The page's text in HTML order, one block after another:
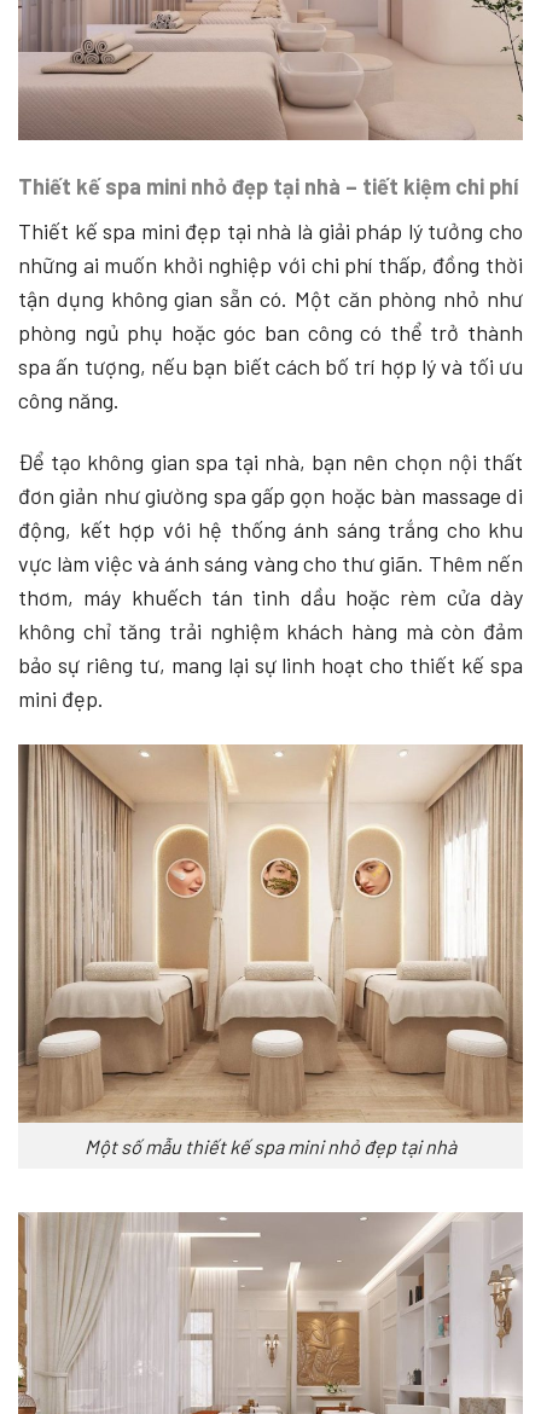
Thiết kế spa mini nhỏ đẹp tại nhà – tiết kiệm chi phí
Thiết kế spa mini đẹp tại nhà là giải pháp lý tưởng cho
những ai muốn khởi nghiệp với chi phí thấp, đồng thời
tận dụng không gian sẵn có. Một căn phòng nhỏ như
phòng ngủ phụ hoặc góc ban công có thể trở thành
spa ấn tượng, nếu bạn biết cách bố trí hợp lý và tối ưu
công năng.
Để tạo không gian spa tại nhà, bạn nên chọn nội thất
đơn giản như giường spa gấp gọn hoặc bàn massage di
động, kết hợp với hệ thống ánh sáng trắng cho khu
vực làm việc và ánh sáng vàng cho thư giãn. Thêm nến
thơm, máy khuếch tán tinh dầu hoặc rèm cửa dày
không chỉ tăng trải nghiệm khách hàng mà còn đảm
bảo sự riêng tư, mang lại sự linh hoạt cho thiết kế spa
mini đẹp.
Một số mẫu thiết kế spa mini nhỏ đẹp tại nhà